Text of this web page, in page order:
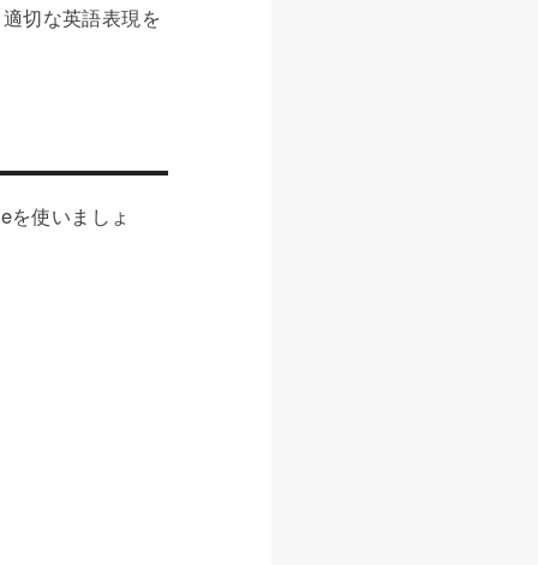
切な英語表現を
使いましょ